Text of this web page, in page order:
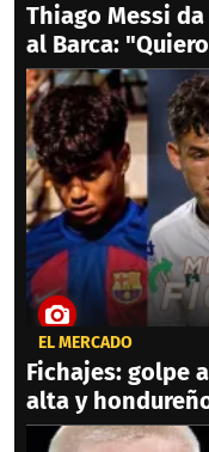
Thiago Messi
al Barca:
EL MERCADO
Fichajes: golpe
alta y